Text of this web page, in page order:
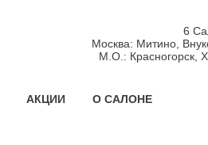
6
Москва: Митино,
М.О.: Красногорск,
АКЦИИ О САЛОНЕ